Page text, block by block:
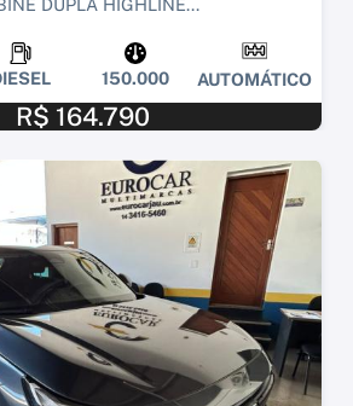
DUPLA HIGHLINE...
150.000 AUTOMÁTICO
R$ 164.790